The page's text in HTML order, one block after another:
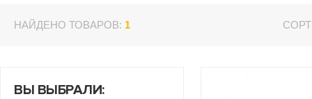
НАЙДЕНО ТОВАРОВ: 1
ВЫ ВЫБРАЛИ: